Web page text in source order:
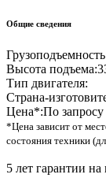
Общие сведения
Высота подъема:
Тип двигателя:
Страна-
Цена*:По запросу
*Цена зависит от
состояния техники
5 лет гарантии на